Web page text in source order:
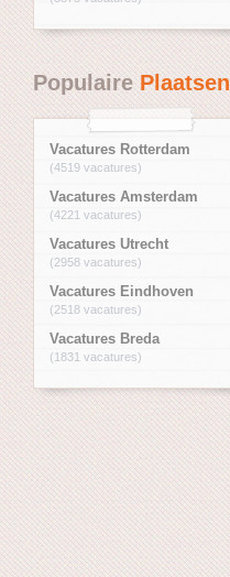
PopulairePlaatsen
Vacatures Rotterdam
(4519 vacatures)
Vacatures Amsterdam
(4221 vacatures)
Vacatures Utrecht
(2958 vacatures)
Vacatures Eindhoven
(2518 vacatures)
Vacatures Breda
(1831 vacatures)